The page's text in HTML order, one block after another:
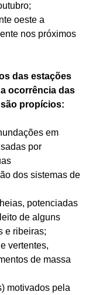
oeste a
nos próximos
das estações
ocorrência das
propícios:
em
por
dos sistemas de
potenciadas
de alguns
e ribeiras;
vertentes,
de massa
motivados pela